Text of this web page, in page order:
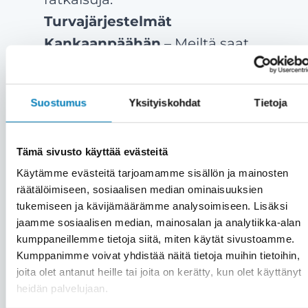
Suostumus Yksityiskohdat Tietoja
Tämä sivusto käyttää evästeitä
Käytämme evästeitä tarjoamamme sisällön ja mainosten
räätälöimiseen, sosiaalisen median ominaisuuksien
tukemiseen ja kävijämäärämme analysoimiseen. Lisäksi
jaamme sosiaalisen median, mainosalan ja analytiikka-alan
kumppaneillemme tietoja siitä, miten käytät sivustoamme.
Kumppanimme voivat yhdistää näitä tietoja muihin tietoihin,
joita olet antanut heille tai joita on kerätty, kun olet käyttänyt
heidän palvelujaan.
Turvajärjestelmät
Kankaanpäähän – Meiltä saat
turvajärjestelmät Kankaanpäähän
nopeasti ja ammattitaidolla.
kaikki kaikessa– Meille asiakas on
aina etusijalla. Emme myy väkisin,
vaan vain aitoon tarpeeseen.
Asiakastyytyväisyytemme on yli 90
%.
Kattavat palvelut saman katon
alta– Kiinteistön turvajärjestelmien